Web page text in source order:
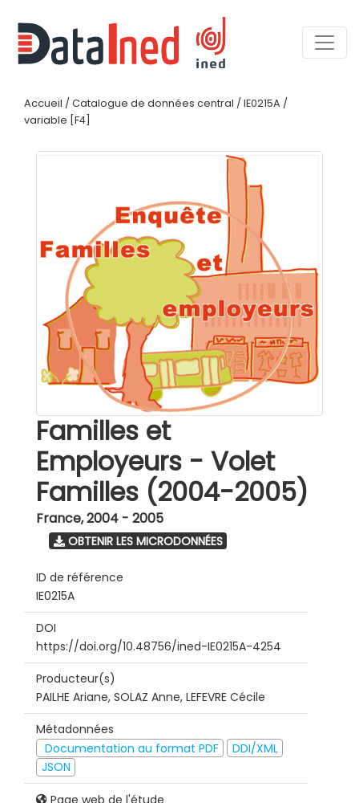
Accueil / Catalogue de données central / IE0215A /
variable [F4]
Familles et
Employeurs - Volet
Familles (2004-2005)
France,2004 - 2005
OBTENIR LES MICRODONNÉES
ID de référence
IE0215A
DOI
https://doi.org/10.48756/ined-IE0215A-4254
Producteur(s)
PAILHE Ariane, SOLAZ Anne, LEFEVRE Cécile
Métadonnées
Documentation au format PDF
DDI/XML
JSON